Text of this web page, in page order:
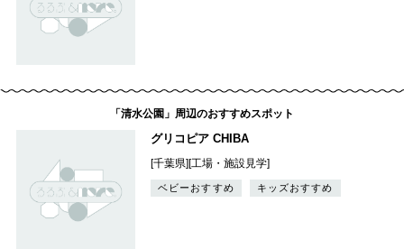
「清水公園」周辺のおすすめスポット
グリコピア CHIBA
[千葉県][工場・施設見学]
ベビーおすすめ キッズおすすめ